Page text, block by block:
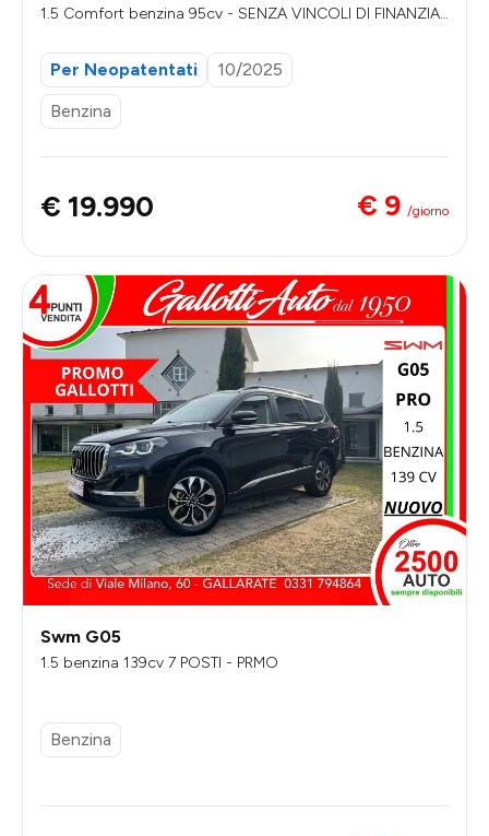
1.5 Comfort benzina 95cv - SENZA VINCOLI DI FINANZIA
Per Neopatentati
10/2025
Benzina
€ 19.990 € 9 /giorno
Swm G05
1.5 benzina 139cv 7 POSTI - PRMO
Benzina